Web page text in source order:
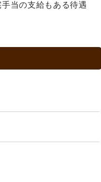
当の支給もある待遇